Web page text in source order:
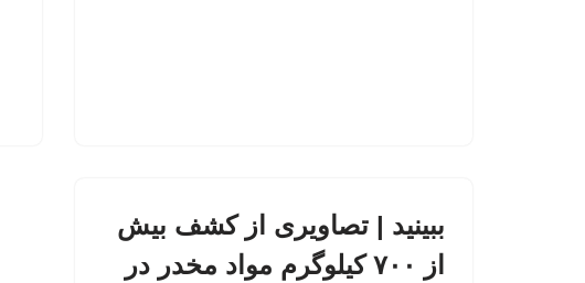
ببینید | تصاویری از کشف بیش
از ۷۰۰ کیلوگرم مواد مخدر در